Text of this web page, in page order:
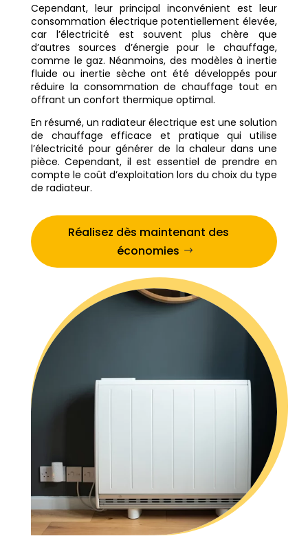
Cependant, leur principal inconvénient est leur
consommation électrique potentiellement élevée,
car l’électricité est souvent plus chère que
d’autres sources d’énergie pour le chauffage,
comme le gaz. Néanmoins, des modèles à inertie
fluide ou inertie sèche ont été développés pour
réduire la consommation de chauffage tout en
offrant un confort thermique optimal.
En résumé, un radiateur électrique est une solution
de chauffage efficace et pratique qui utilise
l’électricité pour générer de la chaleur dans une
pièce. Cependant, il est essentiel de prendre en
compte le coût d’exploitation lors du choix du type
de radiateur.
Réalisez dès maintenant des
économies